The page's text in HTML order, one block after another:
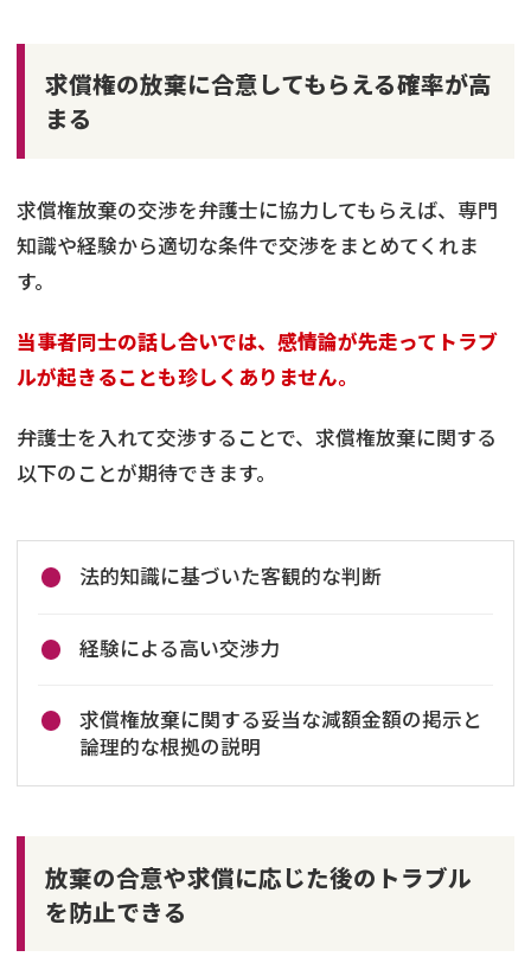
求償権の放棄に合意してもらえる確率が高
まる
求償権放棄の交渉を弁護士に協力してもらえば、専門
知識や経験から適切な条件で交渉をまとめてくれま
す。
当事者同士の話し合いでは、感情論が先走ってトラブ
ルが起きることも珍しくありません。
弁護士を入れて交渉することで、求償権放棄に関する
以下のことが期待できます。
法的知識に基づいた客観的な判断
経験による高い交渉力
求償権放棄に関する妥当な減額金額の掲示と
論理的な根拠の説明
放棄の合意や求償に応じた後のトラブル
を防止できる